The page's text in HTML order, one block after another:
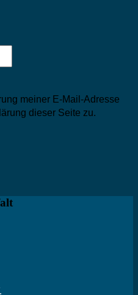
meiner E-Mail-Adresse
dieser Seite zu.